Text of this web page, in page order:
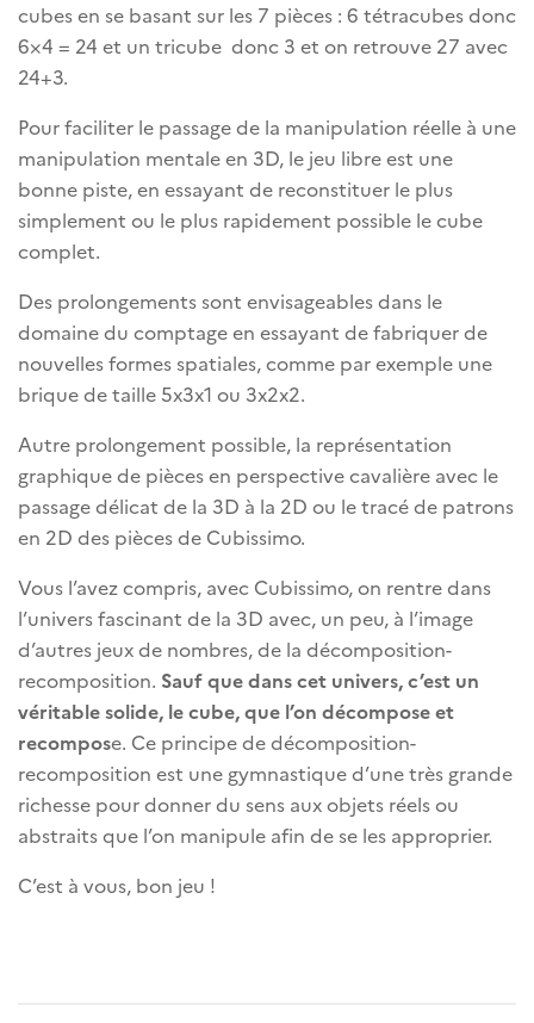
cubes en se basant sur les 7 pièces : 6 tétracubes donc
6×4 = 24 et un tricube donc 3 et on retrouve 27 avec
24+3.
Pour faciliter le passage de la manipulation réelle à une
manipulation mentale en 3D, le jeu libre est une
bonne piste, en essayant de reconstituer le plus
simplement ou le plus rapidement possible le cube
complet.
Des prolongements sont envisageables dans le
domaine du comptage en essayant de fabriquer de
nouvelles formes spatiales, comme par exemple une
brique de taille 5x3x1 ou 3x2x2.
Autre prolongement possible, la représentation
graphique de pièces en perspective cavalière avec le
passage délicat de la 3D à la 2D ou le tracé de patrons
en 2D des pièces de Cubissimo.
Vous l’avez compris, avec Cubissimo, on rentre dans
l’univers fascinant de la 3D avec, un peu, à l’image
d’autres jeux de nombres, de la décomposition-
recomposition. Sauf que dans cet univers, c’est un
véritable solide, le cube, que l’on décompose et
recompose. Ce principe de décomposition-
recomposition est une gymnastique d’une très grande
richesse pour donner du sens aux objets réels ou
abstraits que l’on manipule afin de se les approprier.
C’est à vous, bon jeu !